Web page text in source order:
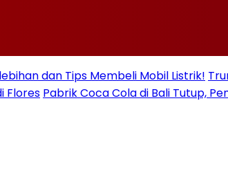
dan Tips Membeli Mobil Listrik!
Flores Pabrik Coca Cola di Bali Tutup,